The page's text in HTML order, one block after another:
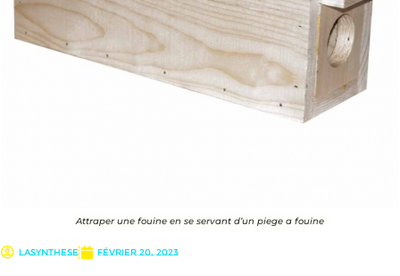
Attraper une fouine en se servant d’un piege a fouine
lasynthese février 20, 2023